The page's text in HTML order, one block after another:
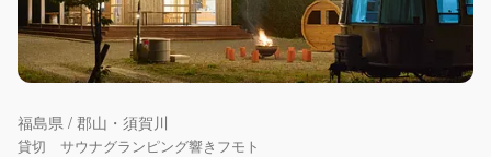
福島県 / 郡山・須賀川
貸切 サウナグランピング響きフモト